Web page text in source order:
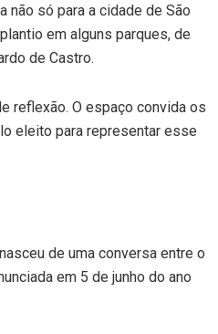
só para a cidade de São
em alguns parques, de
de Castro.
reflexão. O espaço convida os
eleito para representar esse
de uma conversa entre o
em 5 de junho do ano